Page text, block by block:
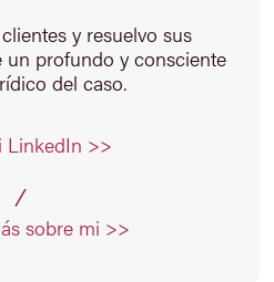
y resuelvo sus
un profundo y consciente
del caso.
LinkedIn >>
sobre mi >>